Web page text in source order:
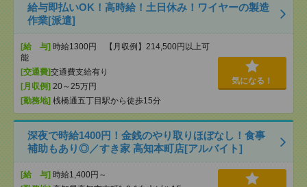
給与即払いOK！高時給！土日休み！ワイヤーの製造
作業[派遣]
[給 与] 時給1300円 【月収例】214,500円以上可
能
[交通費]交通費支給有り
[月収例] 20～25万円
[勤務地] 桟橋通五丁目駅から徒歩15分
気になる！
深夜で時給1400円！金銭のやり取りほぼなし！食事
補助もあり◎／すき家 高知本町店[アルバイト]
[給 与] 時給1,400円～